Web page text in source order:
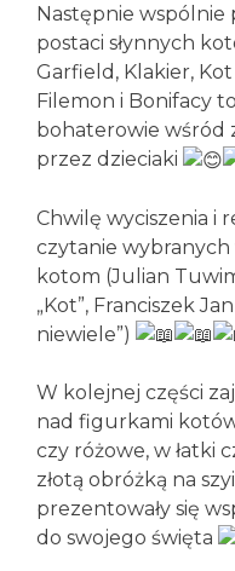
Następnie wspólnie
postaci słynnych
Garfield, Klakier,
Filemon i Bonifacy
bohaterowie wśród
przez dzieciaki
Chwilę wyciszenia i
czytanie
kotom (Julian
„Kot”, Franciszek
niewiele”)
W kolejnej części
nad figurkami
czy różowe, w łatki
złotą obróżką na
prezentowały się
do swojego święta